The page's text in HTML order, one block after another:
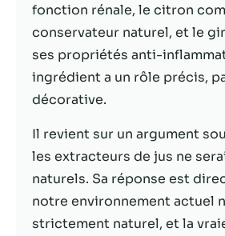
fonction rénale, le citron
conservateur naturel, et le
ses propriétés anti-
ingrédient a un rôle précis,
décorative.
Il revient sur un argument
les extracteurs de jus ne
naturels. Sa réponse est
notre environnement actuel
strictement naturel, et la
du
en
de